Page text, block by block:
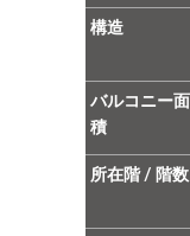
構造
バルコニー面
積
所在階 / 階数